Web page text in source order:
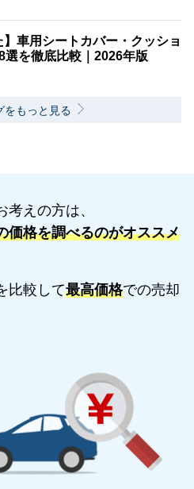
】車用シートカバー・クッショ
選を徹底比較｜2026年版
をもっと見る
えの方は、
価格を調べるのがオススメ
比較して最高価格での売却